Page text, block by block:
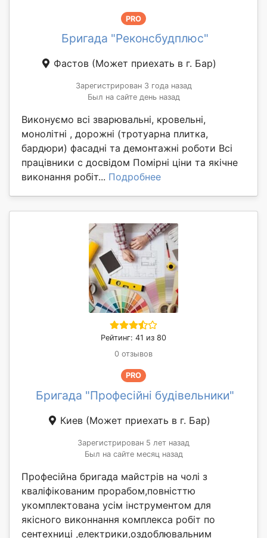
PRO
Бригада "Реконсбудплюс"
Фастов (Может приехать в г. Бар)
Зарегистрирован 3 года назад
Был на сайте день назад
Виконуємо всі зварювальні, кровельні,
монолітні , дорожні (тротуарна плитка,
бардюри) фасадні та демонтажні роботи Всі
працівники с досвідом Помірні ціни та якічне
виконання робіт... Подробнее
Рейтинг: 41 из 80
0 отзывов
PRO
Бригада "Професійні будівельники"
Киев (Может приехать в г. Бар)
Зарегистрирован 5 лет назад
Был на сайте месяц назад
Професійна бригада майстрів на чолі з
кваліфікованим прорабом,повністтю
укомплектована усім інструментом для
якісного виконнання комплекса робіт по
сентехниці ,електрики,оздоблювальним